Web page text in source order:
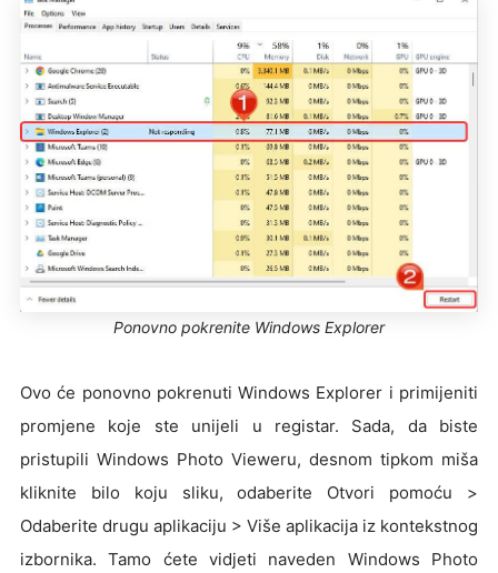
Ponovno pokrenite Windows Explorer
Ovo će ponovno pokrenuti Windows Explorer i primijeniti
promjene koje ste unijeli u registar. Sada, da biste
pristupili Windows Photo Vieweru, desnom tipkom miša
kliknite bilo koju sliku, odaberite Otvori pomoću >
Odaberite drugu aplikaciju > Više aplikacija iz kontekstnog
izbornika. Tamo ćete vidjeti naveden Windows Photo